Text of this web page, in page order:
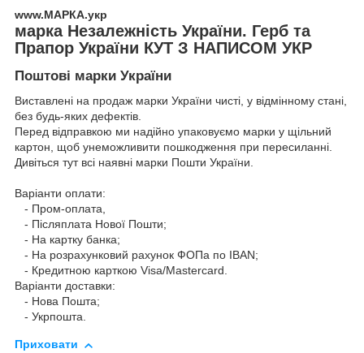
www.МАРКА.укр
марка Незалежність України. Герб та
Прапор України КУТ З НАПИСОМ УКР
Поштові марки України
Виставлені на продаж марки України чисті, у відмінному стані,
без будь-яких дефектів.
Перед відправкою ми надійно упаковуємо марки у щільний
картон, щоб унеможливити пошкодження при пересиланні.
Дивіться тут всі наявні марки Пошти України.
Варіанти оплати:
- Пром-оплата,
- Післяплата Нової Пошти;
- На картку банка;
- На розрахунковий рахунок ФОПа по IBAN;
- Кредитною карткою Visa/Mastercard.
Варіанти доставки:
- Нова Пошта;
- Укрпошта.
Приховати